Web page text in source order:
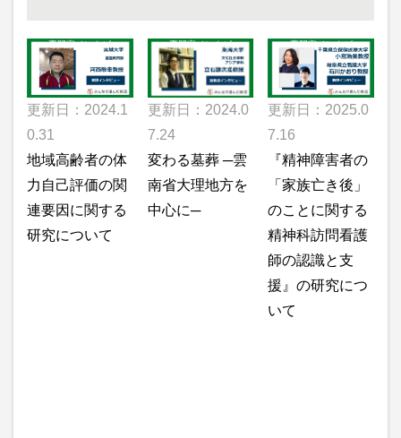
専門家インタビュ
更新日：2024.1
0.31
地域高齢者の体
力自己評価の関
連要因に関する
研究について
専門家インタビュ
更新日：2024.0
7.24
変わる墓葬 ─雲
南省大理地方を
中心に─
専門家インタビュ
更新日：2025.0
7.16
『精神障害者の
「家族亡き後」
のことに関する
精神科訪問看護
師の認識と支
援』の研究につ
いて